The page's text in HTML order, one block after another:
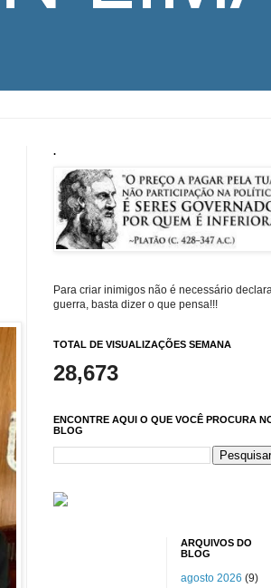
.
Para criar inimigos não é necessário
guerra, basta dizer o que pensa!!!
TOTAL DE VISUALIZAÇÕES SEMANA
28,673
ENCONTRE AQUI O QUE VOCÊ PROCURA
BLOG
ARQUIVOS DO
BLOG
agosto 2026 (9)